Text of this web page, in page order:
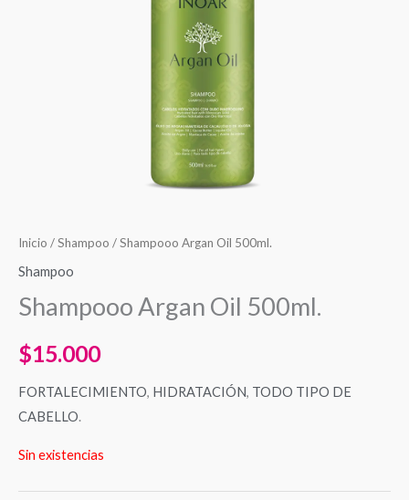
Inicio /Shampoo / Shampooo Argan Oil 500ml.
Shampoo
Shampooo Argan Oil 500ml.
$15.000
FORTALECIMIENTO, HIDRATACIÓN, TODO TIPO DE
CABELLO.
Sin existencias